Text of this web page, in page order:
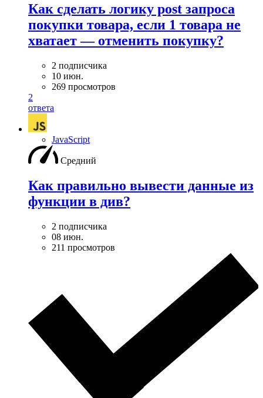
Как сделать логику post запроса
покупки товара, если 1 товара не
хватает — отменить покупку?
2 подписчика
10 июн.
269 просмотров
2
ответа
JavaScript
Средний
Как правильно вывести данные из
функции в див?
2 подписчика
08 июн.
211 просмотров